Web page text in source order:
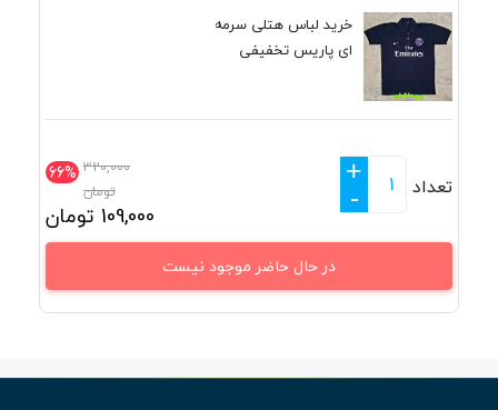
خرید لباس هتلی سرمه
ای پاریس تخفیفی
66% 320,000
تومان
109,000 تومان
تعداد
+
-
در حال حاضر موجود نیست